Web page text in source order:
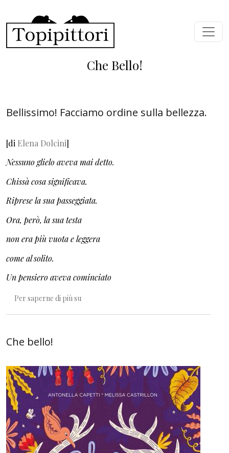
Che Bello!
Bellissimo! Facciamo ordine sulla bellezza.
[di Elena Dolcini]
Nessuno glielo aveva mai detto.
Chissà cosa significava.
Riprese la sua passeggiata.
Ora, però, la sua testa
non era più vuota e leggera
come al solito.
Un pensiero aveva cominciato
Per saperne di più su
Che bello!